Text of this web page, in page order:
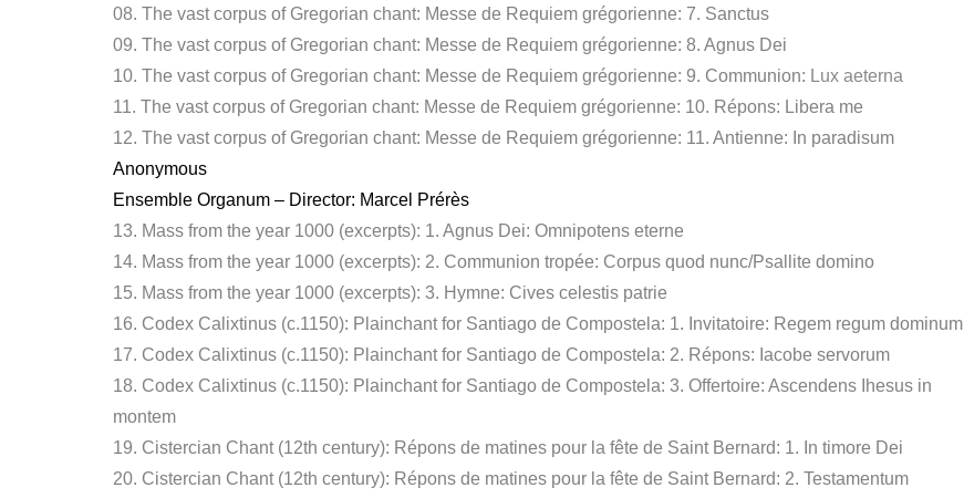
08. The vast corpus of Gregorian chant: Messe de Requiem grégorienne: 7. Sanctus
09. The vast corpus of Gregorian chant: Messe de Requiem grégorienne: 8. Agnus Dei
10. The vast corpus of Gregorian chant: Messe de Requiem grégorienne: 9. Communion: Lux aeterna
11. The vast corpus of Gregorian chant: Messe de Requiem grégorienne: 10. Répons: Libera me
12. The vast corpus of Gregorian chant: Messe de Requiem grégorienne: 11. Antienne: In paradisum
Anonymous
Ensemble Organum – Director: Marcel Prérès
13. Mass from the year 1000 (excerpts): 1. Agnus Dei: Omnipotens eterne
14. Mass from the year 1000 (excerpts): 2. Communion tropée: Corpus quod nunc/Psallite domino
15. Mass from the year 1000 (excerpts): 3. Hymne: Cives celestis patrie
16. Codex Calixtinus (c.1150): Plainchant for Santiago de Compostela: 1. Invitatoire: Regem regum dominum
17. Codex Calixtinus (c.1150): Plainchant for Santiago de Compostela: 2. Répons: Iacobe servorum
18. Codex Calixtinus (c.1150): Plainchant for Santiago de Compostela: 3. Offertoire: Ascendens Ihesus in
montem
19. Cistercian Chant (12th century): Répons de matines pour la fête de Saint Bernard: 1. In timore Dei
20. Cistercian Chant (12th century): Répons de matines pour la fête de Saint Bernard: 2. Testamentum